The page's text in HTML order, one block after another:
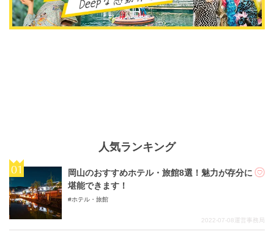
人気ランキング
岡山のおすすめホテル・旅館8選！魅力が存分に
堪能できます！
ホテル・旅館
2022-07-08運営事務局